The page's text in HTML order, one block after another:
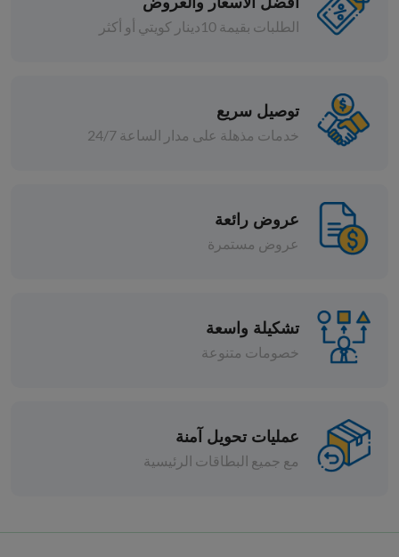
المعلبات
د.ك 0.795
الطلبات بقيمة 10دينار كويتي أو أكثر
توصيل سريع
خدمات مذهلة على مدار الساعة 24/7
عروض رائعة
عروض مستمرة
تشكيلة واسعة
خصومات متنوعة
عمليات تحويل آمنة
مع جميع البطاقات الرئيسية